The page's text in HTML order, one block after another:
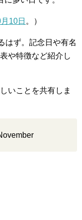
10日 。）
はず。記念日や有名
や特徴など紹介し
いことを共有しま